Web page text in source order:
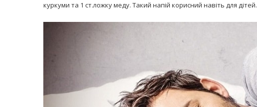
куркуми та 1 ст.ложку меду. Такий напій корисний навіть для дітей.